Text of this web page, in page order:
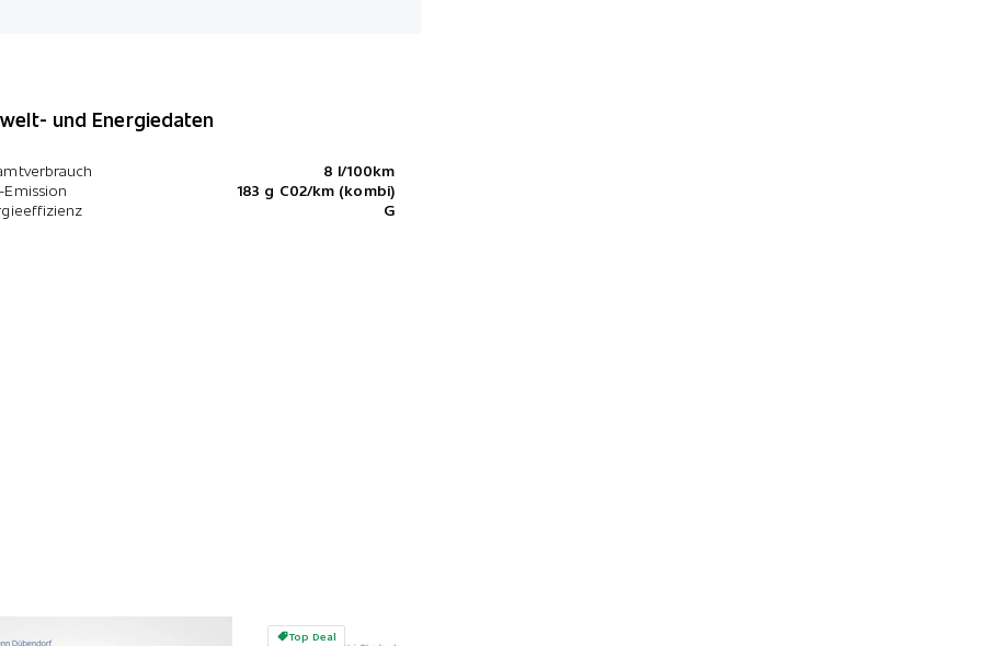
und Energiedaten
8 l/100km
Emission
183 g C02/km (kombi)
G
Top Deal